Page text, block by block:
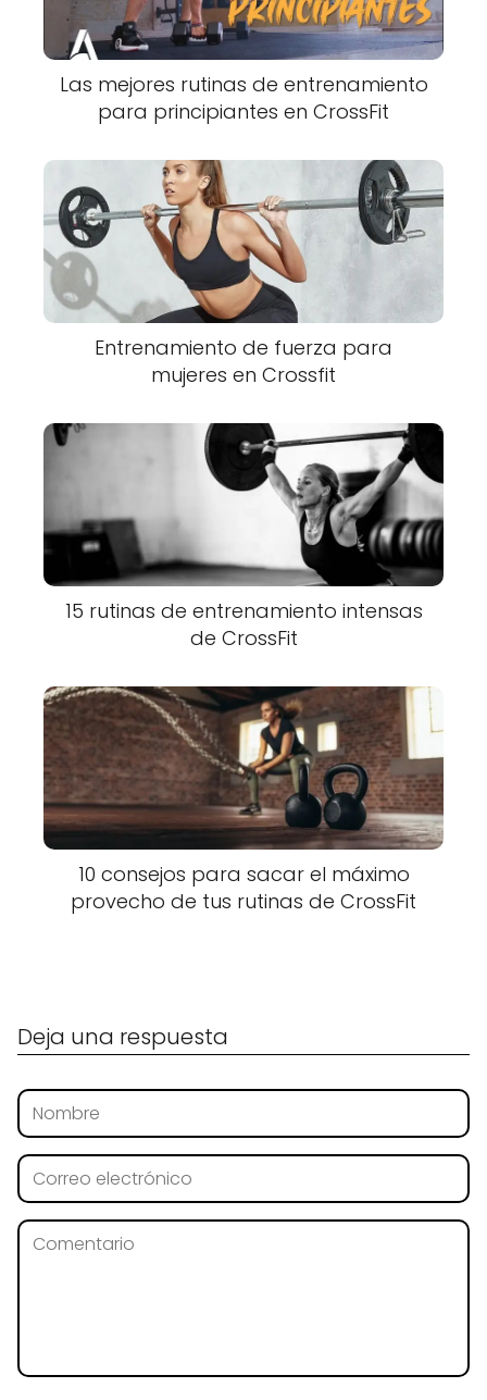
Las mejores rutinas de entrenamiento
para principiantes en CrossFit
Entrenamiento de fuerza para
mujeres en Crossfit
15 rutinas de entrenamiento intensas
de CrossFit
10 consejos para sacar el máximo
provecho de tus rutinas de CrossFit
Deja una respuesta